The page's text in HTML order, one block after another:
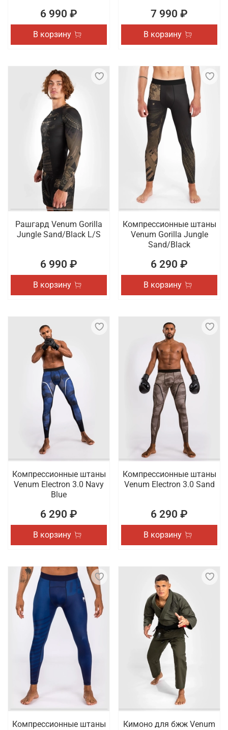
6 990 ₽
В корзину
7 990 ₽
В корзину
Рашгард Venum Gorilla
Jungle Sand/Black L/S
6 990 ₽
В корзину
Компрессионные штаны
Venum Gorilla Jungle
Sand/Black
6 290 ₽
В корзину
Компрессионные штаны
Venum Electron 3.0 Navy
Blue
6 290 ₽
В корзину
Компрессионные штаны
Venum Electron 3.0 Sand
6 290 ₽
В корзину
Компрессионные штаны
Кимоно для бжж Venum